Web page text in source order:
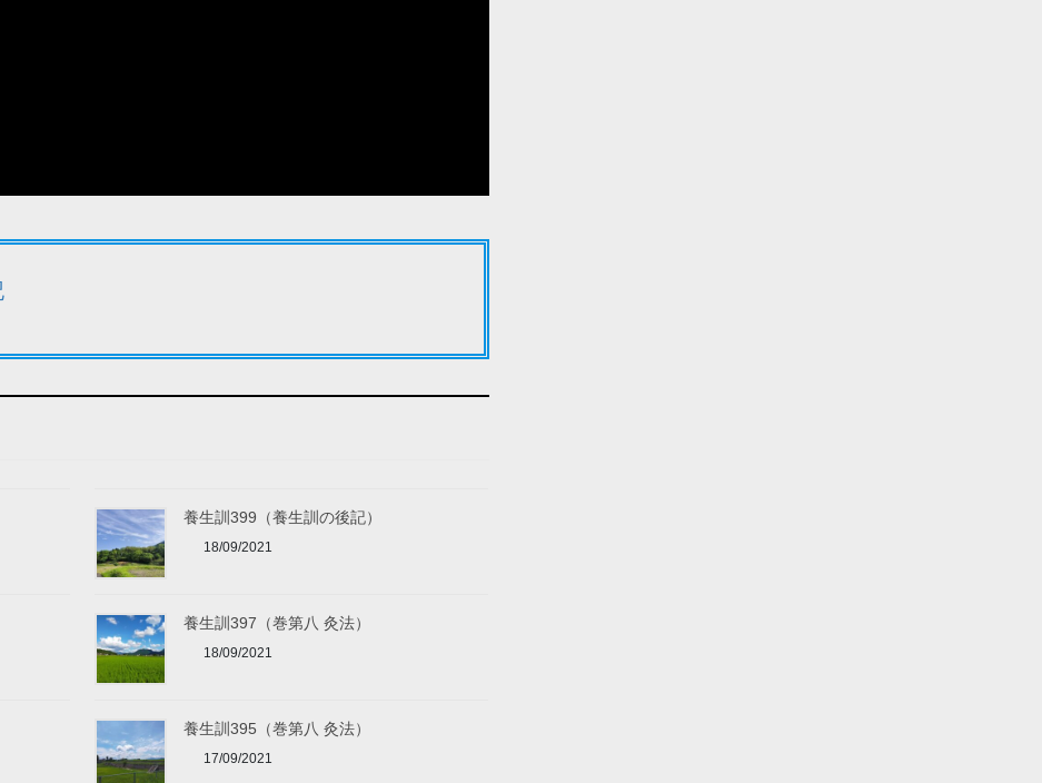
養生訓399（養生訓の後記）
18/09/2021
養生訓397（巻第八 灸法）
18/09/2021
養生訓395（巻第八 灸法）
17/09/2021